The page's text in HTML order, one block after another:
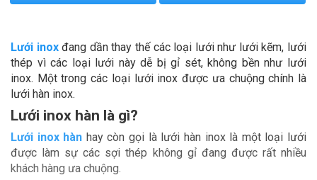
Lưới inoxđang dần thay thế các loại lưới như lưới kẽm, lưới
thép vì các loại lưới này dễ bị gỉ sét, không bền như lưới
inox. Một trong các loại lưới inox được ưa chuộng chính là
lưới hàn inox.
Lưới inox hàn là gì?
Lưới inox hàn hay còn gọi là lưới hàn inox là một loại lưới
được làm sự các sợi thép không gỉ đang được rất nhiều
khách hàng ưa chuộng.